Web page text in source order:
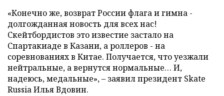
«Конечно же, возврат России флага и гимна -
долгожданная новость для всех нас!
Скейтбордистов это известие застало на
Спартакиаде в Казани, а роллеров - на
соревнованиях в Китае. Получается, что уезжали
нейтральные, а вернутся нормальные… И,
надеюсь, медальные», – заявил президент Skate
Russia Илья Вдовин.